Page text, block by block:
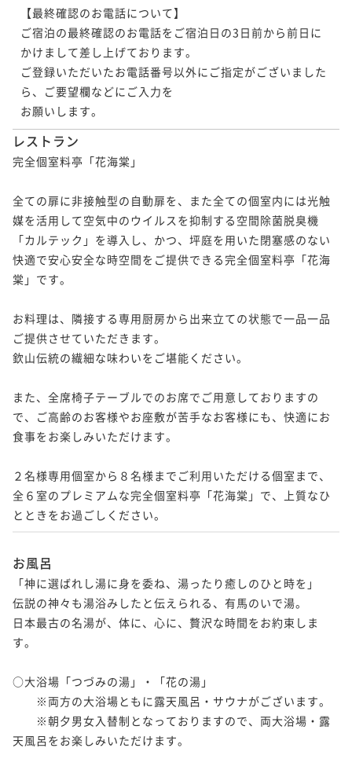
ポイント即利用で最大5％OFF
味と香りをさらに引き出す調理法で贅沢に味わうお献
立～
二食付き 現地決済可 事前決済可
IN 15:00 - 19:00 OUT12:00
ポイント即利用で
¥213,400~
【お部屋食】「国内産松茸懐石」～希少な国内産松茸
の味と香りをさらに引き出す調理法で贅沢に味わうお
現地決済可 事前決済可
IN 15:00 - 19:00 OUT12:00
ポイント即利用で 最大5％OFF
¥213,400~
¥ 202,730 ~
から新鮮な松葉蟹を直送！フルコースのお献立をご堪
能ください～
二食付き 現地決済可 事前決済可
IN 15:00 - 19:00 OUT12:00
¥217,800~
2名 ¥ 206,910 ~
港から新鮮な松葉蟹を直送！フルコースのお献立をご
堪能ください～
二食付き 現地決済可 事前決済可
関産天然河豚と浜坂産松葉蟹をさまざまな調理法で堪
能～
二食付き 現地決済可 事前決済可
IN 15:00 - 19:00 OUT12:00
ポイント即利用で
¥183,700~
【料亭食】「下関産天然ふぐづくし」～型の良い2kgの
二食付き 現地決済可 事前決済可
IN 15:00 - 19:00 OUT12:00
ポイント即利用で 最大5％OFF
¥206,800~
2名 ¥ 196,460 ~
【お部屋食】「下関産天然ふぐづくし」～型の良い2kg
の下関産天然河豚を二名様で贅沢に使い切ります～
二食付き 現地決済可 事前決済可
IN 15:00 - 19:00 OUT12:00
¥206,800~
2名 ¥ 196,460 ~
【料亭食】「国内産松茸懐石」～希少な国内産松茸の
味と香りをさらに引き出す調理法で贅沢に味わうお献
立～
二食付き 現地決済可 事前決済可
【お部屋食】「国内産松茸懐石」～希少な国内産松茸
の味と香りをさらに引き出す調理法で贅沢に味わうお
二食付き 現地決済可 事前決済可
IN 15:00 - 19:00 OUT12:00
ポイント即利用で最大5％OFF
¥213,400~
¥ 202,730 ~
【最終確認のお電話について】
ご宿泊の最終確認のお電話をご宿泊日の3日前から前日に
かけまして差し上げております。
ご登録いただいたお電話番号以外にご指定がございました
ら、ご要望欄などにご入力を
お願いします。
レストラン
完全個室料亭「花海棠」
全ての扉に非接触型の自動扉を、また全ての個室内には光触
媒を活用して空気中のウイルスを抑制する空間除菌脱臭機
「カルテック」を導入し、かつ、坪庭を用いた閉塞感のない
快適で安心安全な時空間をご提供できる完全個室料亭「花海
棠」です。
お料理は、隣接する専用厨房から出来立ての状態で一品一品
ご提供させていただきます。
欽山伝統の繊細な味わいをご堪能ください。
また、全席椅子テーブルでのお席でご用意しておりますの
で、ご高齢のお客様やお座敷が苦手なお客様にも、快適にお
食事をお楽しみいただけます。
２名様専用個室から８名様までご利用いただける個室まで、
全６室のプレミアムな完全個室料亭「花海棠」で、上質なひ
とときをお過ごしください。
お風呂
「神に選ばれし湯に身を委ね、湯ったり癒しのひと時を」
伝説の神々も湯浴みしたと伝えられる、有馬のいで湯。
日本最古の名湯が、体に、心に、贅沢な時間をお約束しま
す。
○大浴場「つづみの湯」・「花の湯」
※両方の大浴場ともに露天風呂・サウナがございます。
※朝夕男女入替制となっておりますので、両大浴場・露
天風呂をお楽しみいただけます。